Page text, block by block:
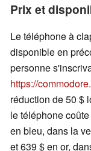
Prix et
Le téléphone à
disponible en
personne
https://
réduction de 50 $
le téléphone
en bleu, dans la
et 639 $ en or,